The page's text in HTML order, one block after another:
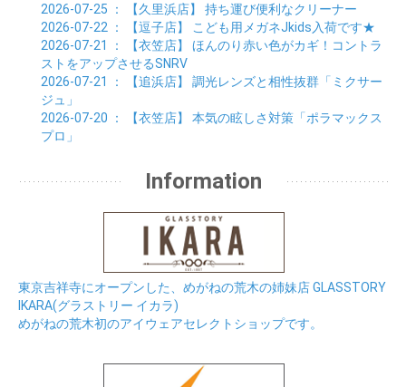
2026-07-25 ： 【久里浜店】 持ち運び便利なクリーナー
2026-07-22 ： 【逗子店】
こども用メガネJkids入荷です★
2026-07-21
： 【衣笠店】 ほんのり赤い色がカギ！コントラ
ストをアップさせるSNRV
2026-07-21
： 【追浜店】 調光レンズと相性抜群「ミクサー
ジュ」
2026-07-20 ： 【衣笠店】 本気の眩しさ対策「ポラマックス
プロ」
Information
東京吉祥寺にオープンした、めがねの荒木の姉妹店 GLASSTORY
IKARA(グラストリー イカラ)
めがねの荒木初のアイウェアセレクトショップです。